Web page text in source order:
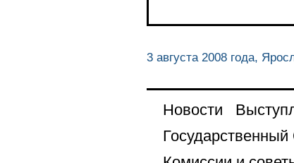
3 августа 2008 года,
Новости
Государственный